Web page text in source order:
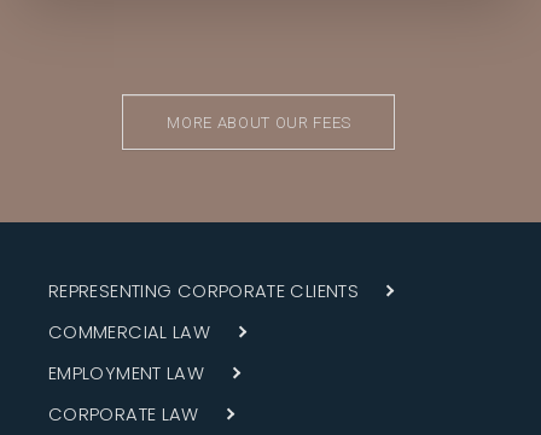
MORE ABOUT OUR FEES
REPRESENTING CORPORATE CLIENTS
COMMERCIAL LAW
EMPLOYMENT LAW
CORPORATE LAW